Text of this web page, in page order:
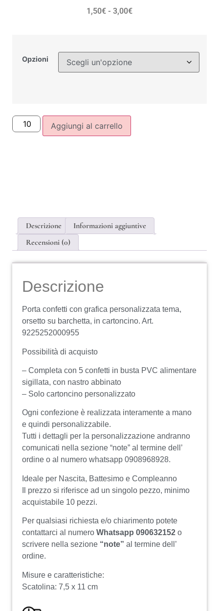
1,50€ - 3,00€
Opzioni
Aggiungi al carrello
Descrizione
Informazioni aggiuntive
Recensioni (0)
Descrizione
Porta confetti con grafica personalizzata tema,
orsetto su barchetta, in cartoncino. Art.
9225252000955
Possibilità di acquisto
– Completa con 5 confetti in busta PVC alimentare
sigillata, con nastro abbinato
– Solo cartoncino personalizzato
Ogni confezione è realizzata interamente a mano
e quindi personalizzabile.
Tutti i dettagli per la personalizzazione andranno
comunicati nella sezione “note” al termine dell’
ordine o al numero whatsapp 0908968928.
Ideale per Nascita, Battesimo e Compleanno
Il prezzo si riferisce ad un singolo pezzo, minimo
acquistabile 10 pezzi.
Per qualsiasi richiesta e/o chiarimento potete
contattarci al numero Whatsapp 090632152 o
scrivere nella sezione “note” al termine dell’
ordine.
Misure e caratteristiche:
Scatolina: 7,5 x 11 cm